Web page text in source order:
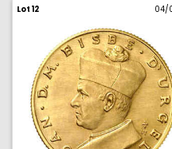
Lot 12 04/